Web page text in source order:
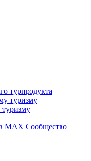
турпродукта
туризму
туризму
MAX Сообщество